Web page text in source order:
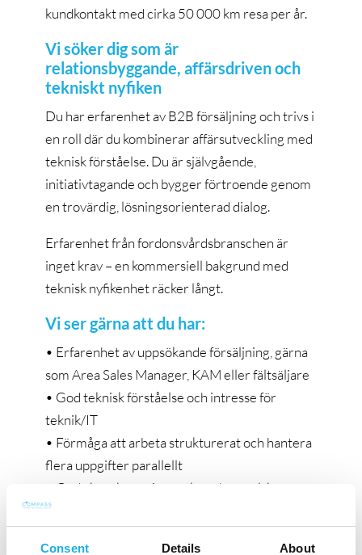
Consent Details About
kundkontakt med cirka 50 000 km resa per år.
Vi söker dig som är
relationsbyggande, affärsdriven och
tekniskt nyfiken
Du har erfarenhet av B2B försäljning och trivs i
en roll där du kombinerar affärsutveckling med
teknisk förståelse. Du är självgående,
initiativtagande och bygger förtroende genom
en trovärdig, lösningsorienterad dialog.
Erfarenhet från fordonsvårdsbranschen är
inget krav – en kommersiell bakgrund med
teknisk nyfikenhet räcker långt.
Vi ser gärna att du har:
• Erfarenhet av uppsökande försäljning, gärna
som Area Sales Manager, KAM eller fältsäljare
• God teknisk förståelse och intresse för
teknik/IT
• Förmåga att arbeta strukturerat och hantera
flera uppgifter parallellt
• Goda kunskaper i svenska och engelska
• Körkort B
Om Istobal